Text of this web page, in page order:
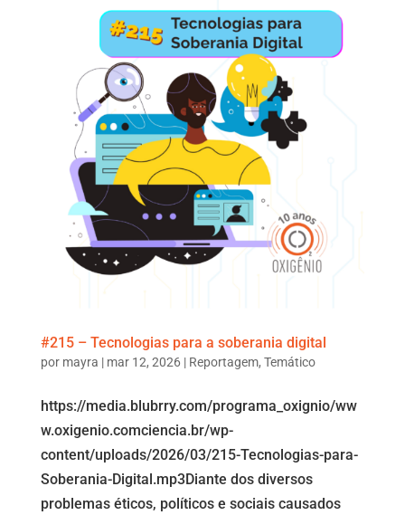
#215 – Tecnologias para a soberania digital
por mayra | mar 12, 2026| Reportagem, Temático
https://media.blubrry.com/programa_oxignio/ww
w.oxigenio.comciencia.br/wp-
content/uploads/2026/03/215-Tecnologias-para-
Soberania-Digital.mp3Diante dos diversos
problemas éticos, políticos e sociais causados